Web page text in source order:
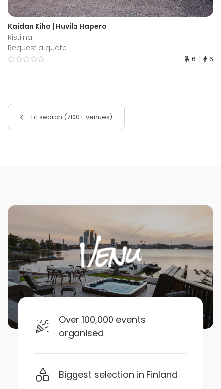
Kaidan Kiho | Huvila Hapero
Ristiina
Request a quote
6 6
To search (7100+ venues)
Over 100,000 events
organised
Biggest selection in Finland